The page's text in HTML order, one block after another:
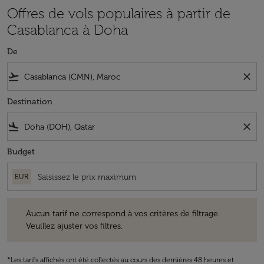
Offres de vols populaires à partir de
Casablanca à Doha
De
flight_takeoff close
Destination
flight_land close
Budget
EUR
Aucun tarif ne correspond à vos critères de filtrage.
Veuillez ajuster vos filtres.
*Les tarifs affichés ont été collectés au cours des dernières 48 heures et